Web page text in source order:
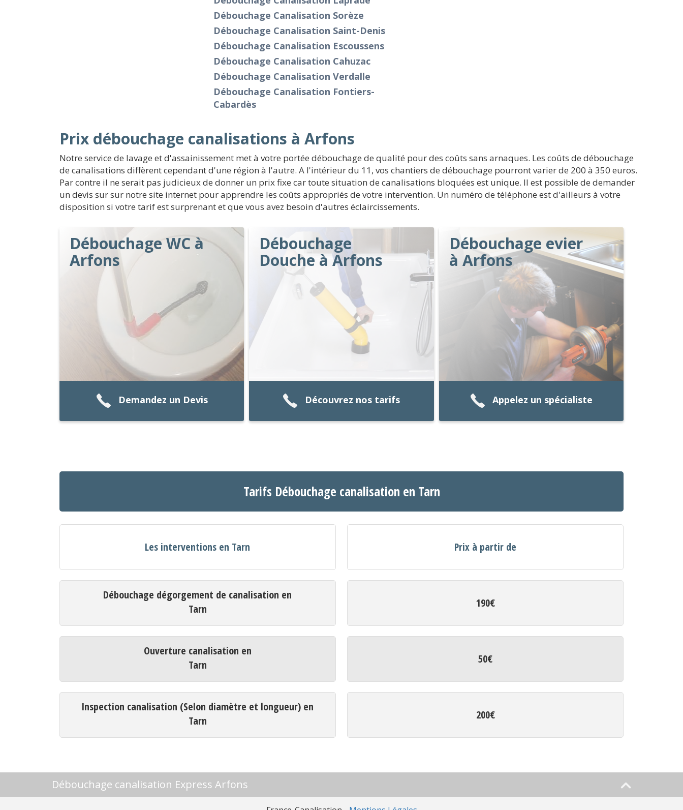
Débouchage Canalisation Sorèze
Débouchage Canalisation Saint-Denis
Débouchage Canalisation Escoussens
Débouchage Canalisation Cahuzac
Débouchage Canalisation Verdalle
Débouchage Canalisation Fontiers-
Cabardès
Prix débouchage canalisations à Arfons
Notre service de lavage et d'assainissement met à votre portée débouchage de qualité pour des coûts sans arnaques. Les coûts de débouchage
de canalisations diffèrent cependant d'une région à l'autre. A l'intérieur du 11, vos chantiers de débouchage pourront varier de 200 à 350 euros.
Par contre il ne serait pas judicieux de donner un prix fixe car toute situation de canalisations bloquées est unique. Il est possible de demander
un devis sur sur notre site internet pour apprendre les coûts appropriés de votre intervention. Un numéro de téléphone est d'ailleurs à votre
disposition si votre tarif est surprenant et que vous avez besoin d'autres éclaircissements.
Débouchage WC à
Arfons
Demandez un Devis
Débouchage
Douche à Arfons
Découvrez nos tarifs
Débouchage evier
à Arfons
Appelez un spécialiste
Tarifs Débouchage canalisation en Tarn
Les interventions en Tarn Prix à partir de
Débouchage dégorgement de canalisation en
Tarn
190€
Ouverture canalisation en
Tarn
50€
Inspection canalisation (Selon diamètre et longueur) en
Tarn
200€
Débouchage canalisation Express Arfons